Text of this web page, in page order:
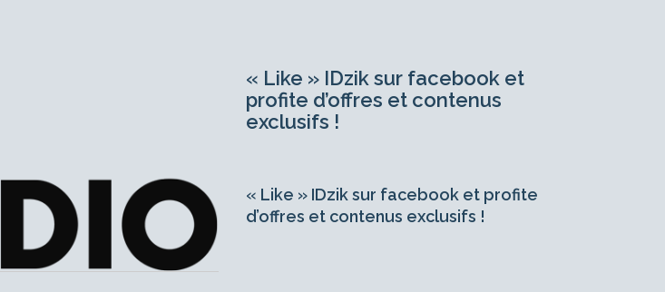
« Like » IDzik sur facebook et
profite d’offres et contenus
exclusifs !
« Like » IDzik sur facebook et profite
d’offres et contenus exclusifs !